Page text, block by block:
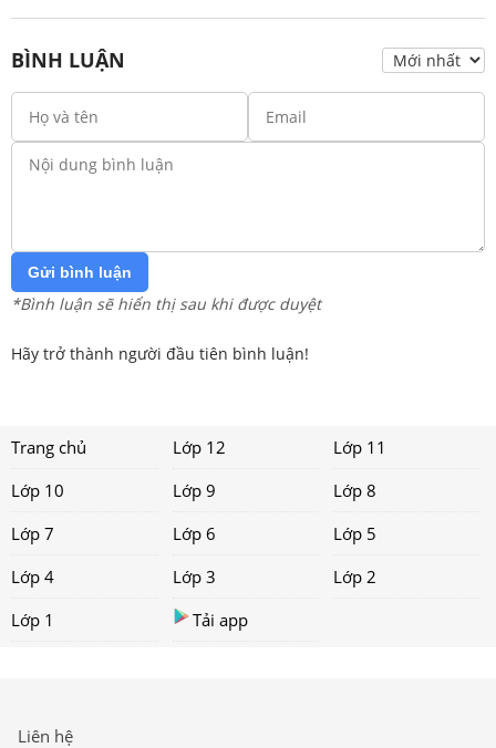
BÌNH LUẬN
Gửi bình luận
*Bình luận sẽ hiển thị sau khi được duyệt
Hãy trở thành người đầu tiên bình luận!
Trang chủ Lớp 12
Lớp 11
Lớp 10
Lớp 9
Lớp 8
Lớp 7
Lớp 6
Lớp 5
Lớp 4
Lớp 3
Lớp 2
Lớp 1
Tải app
Liên hệ